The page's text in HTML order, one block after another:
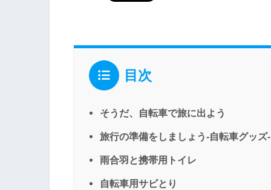
目次
そうだ、自転車で旅に出よう
旅行の準備をしましょう-自転車グッズ-
雨合羽と携帯用トイレ
自転車用サビとり